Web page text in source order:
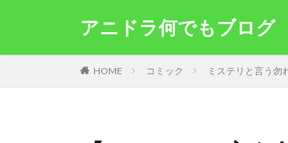
アニドラ何でもブログ
HOME コミック ミステリと言う勿